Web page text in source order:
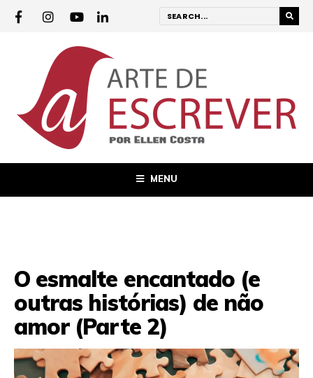
MENU
O esmalte encantado (e
outras histórias) de não
amor (Parte 2)